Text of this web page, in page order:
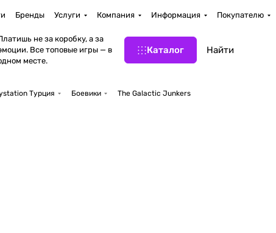
Бренды Услуги Компания Информация Покупателю
не за коробку, а за
Все топовые игры — в
месте.
Каталог
Турция Боевики The Galactic Junkers